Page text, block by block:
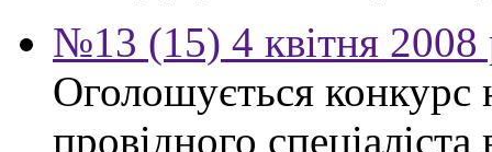
№13 (15) 4 квітня 2008
Оголошується конкурс
провідного